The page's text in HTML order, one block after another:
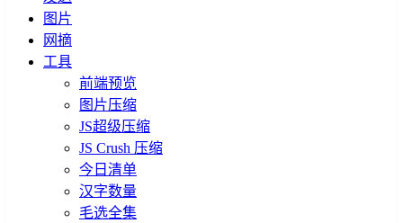
图片
网摘
工具
前端预览
图片压缩
JS超级压缩
JS Crush 压缩
今日清单
汉字数量
毛选全集